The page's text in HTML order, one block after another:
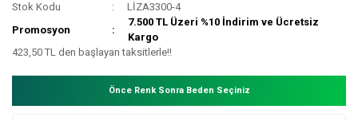
Stok Kodu
LİZA3300-4
Promosyon
7.500 TL Üzeri %10 İndirim ve Ücretsiz
Kargo
423,50 TL den başlayan taksitlerle!!
Önce Renk Sonra Beden Seçiniz